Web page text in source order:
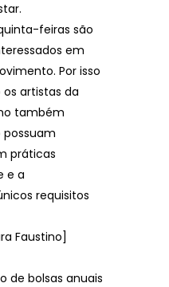
feiras são
em
Por isso
artistas da
também
possuam
práticas
e a
requisitos
Faustino]
de bolsas anuais